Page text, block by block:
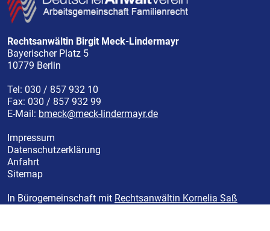
Rechtsanwältin Birgit Meck-Lindermayr
Bayerischer Platz 5
10779 Berlin
Tel: 030 / 857 932 10
Fax: 030 / 857 932 99
E-Mail: bmeck@meck-lindermayr.de
Impressum
Datenschutzerklärung
Anfahrt
Sitemap
In Bürogemeinschaft mit Rechtsanwältin Kornelia Saß